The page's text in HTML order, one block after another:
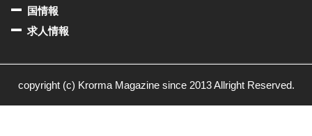
国情報
求人情報
copyright (c) Krorma Magazine since 2013 Allright Reserved.